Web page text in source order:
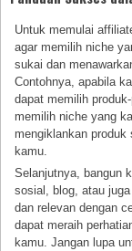
Untuk memulai
agar memilih niche
sukai dan
Contohnya, apabila
dapat memilih
memilih niche yang
mengiklankan produk
kamu.
Selanjutnya, bangun
sosial, blog, atau
dan relevan dengan
dapat meraih
kamu. Jangan lupa